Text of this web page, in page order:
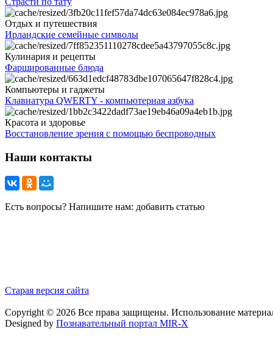
Отдых и путешествия
Ирландские семейные символы
Кулинария и рецепты
Фаршированные блюда
Компьютеры и гаджеты
Клавиатура QWERTY - компьютерная азбука
Красота и здоровье
Восстановление зрения с помощью беспроводных
Наши контакты
Есть вопросы? Напишите нам: добавить статью
Старая версия сайта
Copyright © 2026 Все права защищены. Использование
Designed by Познавательный портал MIR-X